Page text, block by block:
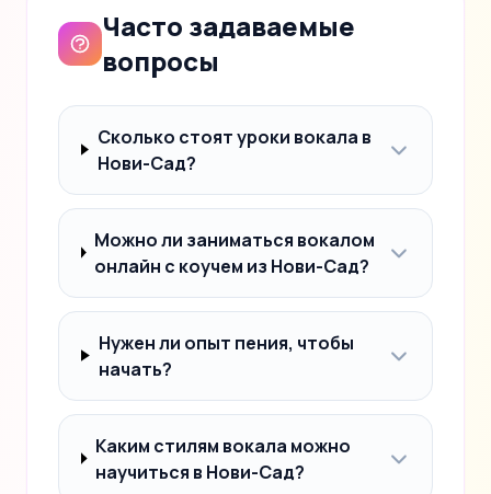
Часто задаваемые
вопросы
Сколько стоят уроки вокала в
Нови-Сад?
Можно ли заниматься вокалом
онлайн с коучем из Нови-Сад?
Нужен ли опыт пения, чтобы
начать?
Каким стилям вокала можно
научиться в Нови-Сад?